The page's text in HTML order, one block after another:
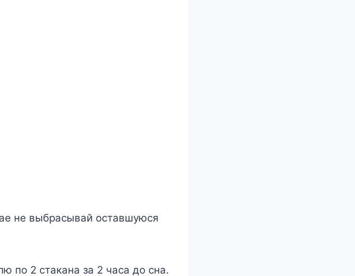
не выбрасывай оставшуюся
по 2 стакана за 2 часа до сна.